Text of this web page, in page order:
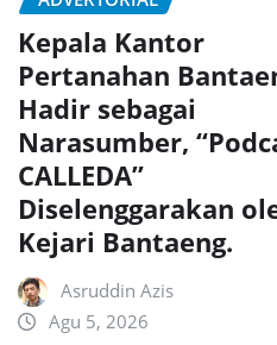
Kepala Kantor
Pertanahan
Hadir sebagai
Narasumber,
CALLEDA”
Diselenggarakan
Kejari Bantaeng.
Asruddin Azis
Agu 5, 2026